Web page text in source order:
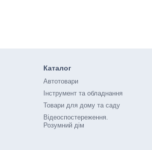
Каталог
Автотовари
Інструмент та обладнання
Товари для дому та саду
Відеоспостереження.
Розумний дім